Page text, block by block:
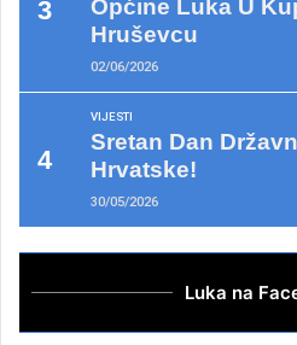
Općine Luka U
Hruševcu
02/06/2026
VIJESTI
Sretan Dan
Hrvatske!
30/05/2026
Luka na